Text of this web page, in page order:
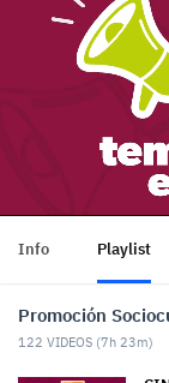
Info Playlist
Promoción
122 VIDEOS (7h 23m)